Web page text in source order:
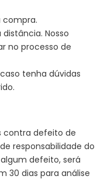
compra.
Nosso
no processo de
tenha dúvidas
contra defeito de
responsabilidade do
defeito, será
30 dias para análise